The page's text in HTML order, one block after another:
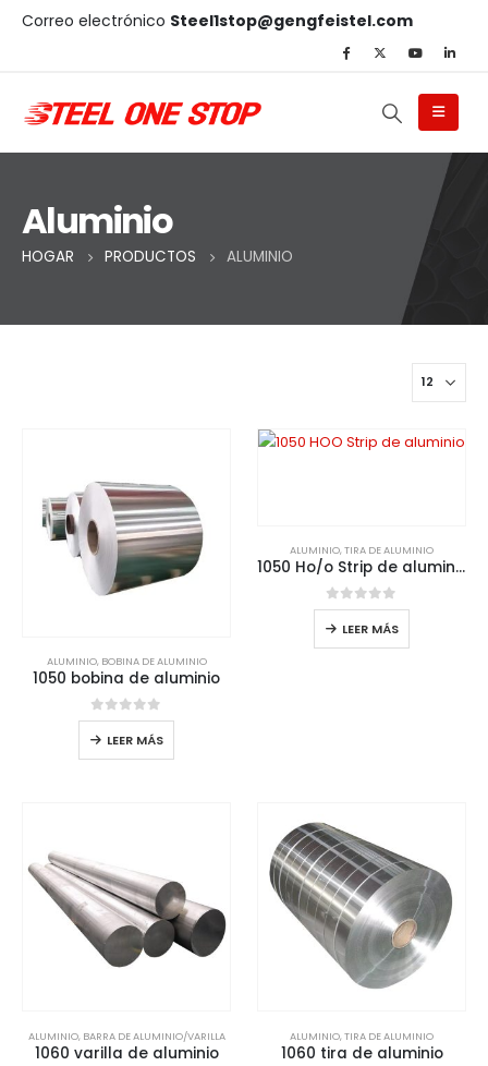
Correo electrónico Steel1stop@gengfeistel.com
Aluminio
HOGAR PRODUCTOS ALUMINIO
ALUMINIO, BOBINA DE ALUMINIO
1050 bobina de aluminio
0de 5
LEER MÁS
ALUMINIO,TIRA DE ALUMINIO
1050 Ho/o Strip de aluminio
0de 5
LEER MÁS
ALUMINIO, BARRA DE ALUMINIO/VARILLA
1060 varilla de aluminio
ALUMINIO,TIRA DE ALUMINIO
1060 tira de aluminio